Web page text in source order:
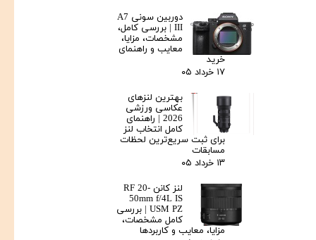
دوربین سونی A7
III | بررسی کامل،
مشخصات، مزایا،
معایب و راهنمای
خرید
۱۷ خرداد ۰۵
بهترین لنزهای
عکاسی ورزشی
2026 | راهنمای
کامل انتخاب لنز
برای ثبت سریع‌ترین لحظات
مسابقات
۱۳ خرداد ۰۵
لنز کانن RF 20-
50mm f/4L IS
USM PZ | بررسی
کامل مشخصات،
مزایا، معایب و کاربردها